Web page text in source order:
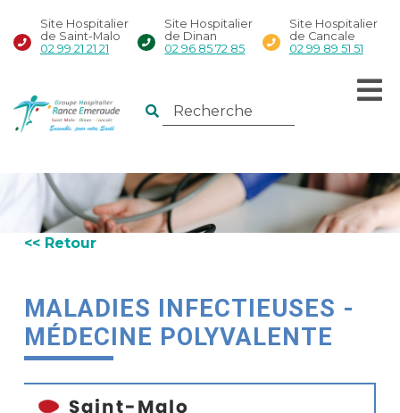
Site Hospitalier
de Saint-Malo
02 99 21 21 21
Site Hospitalier
de Dinan
02 96 85 72 85
Site Hospitalier
de Cancale
02 99 89 51 51
<< Retour
MALADIES INFECTIEUSES -
MÉDECINE POLYVALENTE